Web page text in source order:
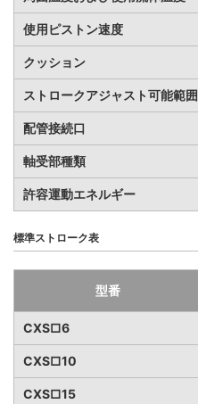
使用ピストン速度
クッション
ストロークアジャスト可能範囲
配管接続口
軸受部種類
許容運動エネルギー
標準ストローク表
型番
CXS□6
CXS□10
CXS□15